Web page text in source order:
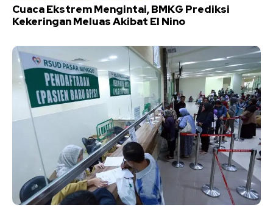
Cuaca Ekstrem Mengintai, BMKG Prediksi
Kekeringan Meluas Akibat El Nino